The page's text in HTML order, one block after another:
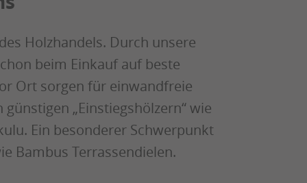
Holzhandels. Durch unsere
beim Einkauf auf beste
Ort sorgen für einwandfreie
„Einstiegshölzern“ wie
Ein besonderer Schwerpunkt
Bambus Terrassendielen.